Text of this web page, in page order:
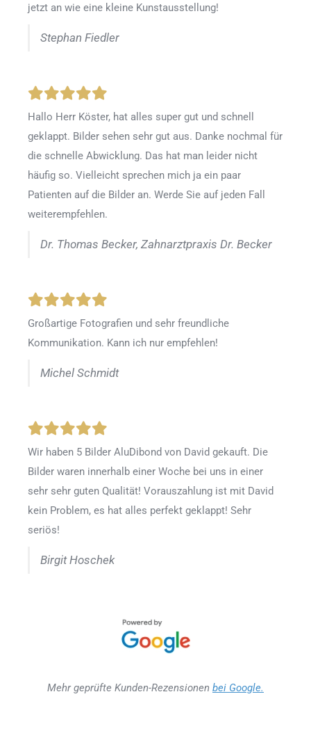
jetzt an wie eine kleine Kunstausstellung!
Stephan Fiedler
Hallo Herr Köster, hat alles super gut und schnell
geklappt. Bilder sehen sehr gut aus. Danke nochmal für
die schnelle Abwicklung. Das hat man leider nicht
häufig so. Vielleicht sprechen mich ja ein paar
Patienten auf die Bilder an. Werde Sie auf jeden Fall
weiterempfehlen.
Dr. Thomas Becker, Zahnarztpraxis Dr. Becker
Großartige Fotografien und sehr freundliche
Kommunikation. Kann ich nur empfehlen!
Michel Schmidt
Wir haben 5 Bilder AluDibond von David gekauft. Die
Bilder waren innerhalb einer Woche bei uns in einer
sehr sehr guten Qualität! Vorauszahlung ist mit David
kein Problem, es hat alles perfekt geklappt! Sehr
seriös!
Birgit Hoschek
Mehr geprüfte Kunden-Rezensionen bei Google.